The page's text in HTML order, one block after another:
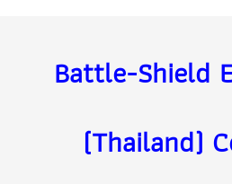
Battle-Shield
(Thailand)